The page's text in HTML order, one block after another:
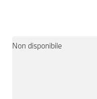
Non disponibile